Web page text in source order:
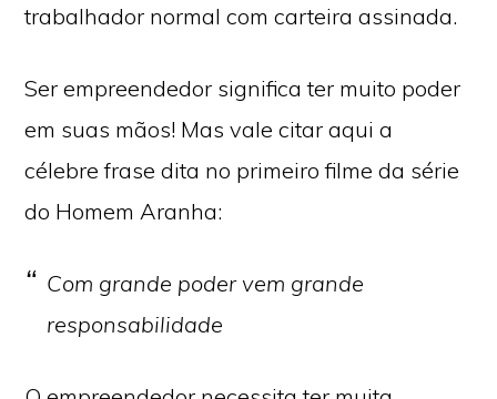
trabalhador normal com carteira assinada.
Ser empreendedor significa ter muito poder
em suas mãos! Mas vale citar aqui a
célebre frase dita no primeiro filme da série
do Homem Aranha:
Com grande poder vem grande
responsabilidade